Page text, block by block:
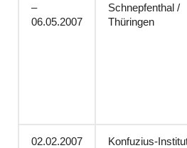
–
06.05.2007
Schnepfenthal /
Thüringen
02.02.2007
Konfuzius-